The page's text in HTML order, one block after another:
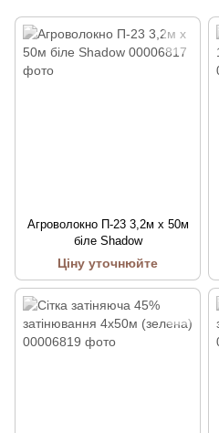
Агроволокно П-23 3,2м х 50м
біле Shadow
Ціну уточнюйте